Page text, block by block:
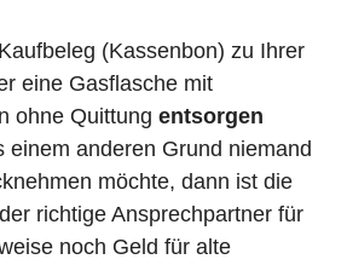
(Kassenbon) zu Ihrer
eine Gasflasche mit
ohne Quittung entsorgen
einem anderen Grund niemand
möchte, dann ist die
richtige Ansprechpartner für
noch Geld für alte